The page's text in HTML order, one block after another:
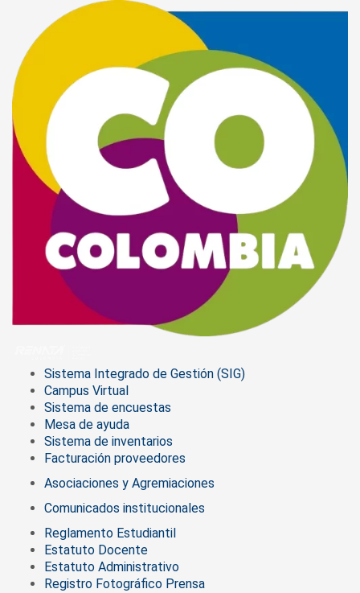
Sistema Integrado de Gestión (SIG)
Campus Virtual
Sistema de encuestas
Mesa de ayuda
Sistema de inventarios
Facturación proveedores
Asociaciones y Agremiaciones
Comunicados institucionales
Reglamento Estudiantil
Estatuto Docente
Estatuto Administrativo
Registro Fotográfico Prensa